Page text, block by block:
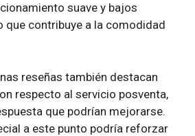
suave y bajos
que contribuye a la comodidad
reseñas también destacan
respecto al servicio posventa,
que podrían mejorarse.
a este punto podría reforzar